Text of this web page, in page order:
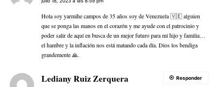
Hola soy yarmihe campos de 35 años soy de Venezuela 🇻🇪 alguien
que se ponga las manos en el corazón y me ayude con el patrocinio y
poder salir de aquí en busca de un mejor futuro para mí hijo y familia…
el hambre y la inflación nos está matando cada día. Dios los bendiga
grandemente 🙏.
Lediany Ruiz Zerquera Responder